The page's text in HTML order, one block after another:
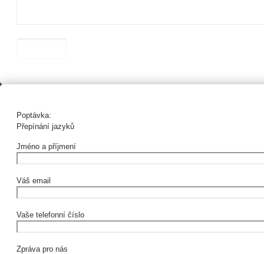
Poptávka:
Přepínání jazyků
Jméno a příjmení
Váš email
Vaše telefonní číslo
Zpráva pro nás